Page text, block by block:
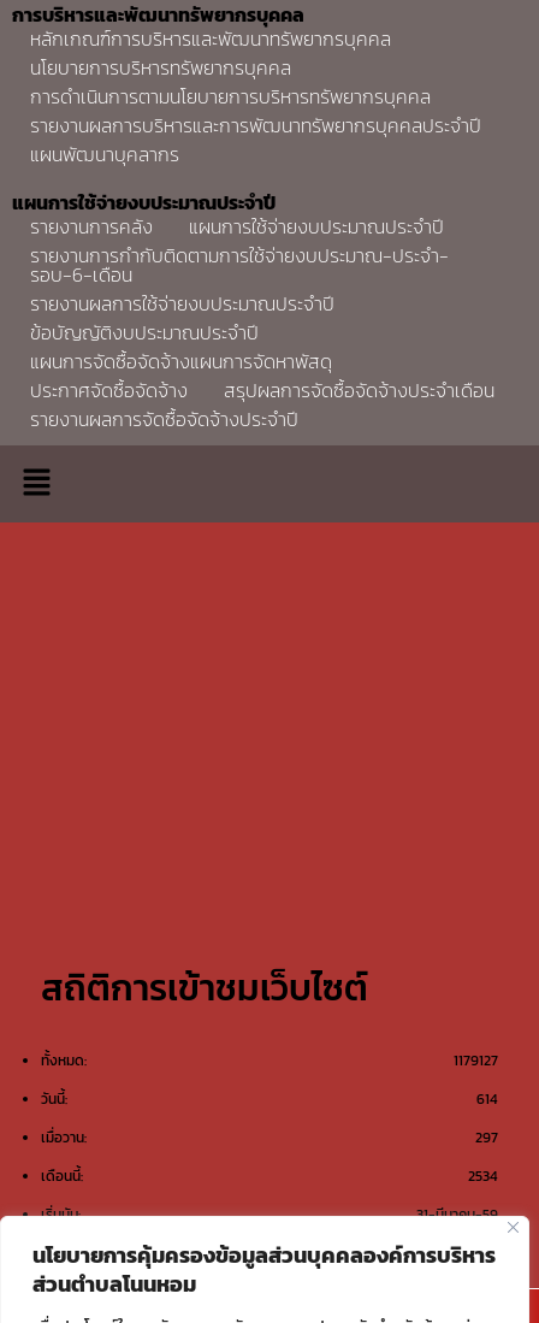
นโยบายการคุ้มครองข้อมูลส่วนบุคคลองค์การบริหาร
ส่วนตำบลโนนหอม
การบริหารและพัฒนาทรัพยากรบุคคล
หลักเกณฑ์การบริหารและพัฒนาทรัพยากรบุคคล
นโยบายการบริหารทรัพยากรบุคคล
การดำเนินการตามนโยบายการบริหารทรัพยากรบุคคล
รายงานผลการบริหารและการพัฒนาทรัพยากรบุคคลประจำปี
แผนพัฒนาบุคลากร
แผนการใช้จ่ายงบประมาณประจำปี
รายงานการคลัง
แผนการใช้จ่ายงบประมาณประจำปี
รายงานการกำกับติดตามการใช้จ่ายงบประมาณ-ประจำ-
รอบ-6-เดือน
รายงานผลการใช้จ่ายงบประมาณประจำปี
ข้อบัญญัติงบประมาณประจำปี
แผนการจัดซื้อจัดจ้างแผนการจัดหาพัสดุ
ประกาศจัดซื้อจัดจ้าง
สรุปผลการจัดซื้อจัดจ้างประจำเดือน
รายงานผลการจัดซื้อจัดจ้างประจำปี
สถิติการเข้าชมเว็บไซต์
1179127
ทั้งหมด:
614
วันนี้:
297
เมื่อวาน:
2534
เดือนนี้:
31-มีนาคม-59
เริ่มนับ:
@องค์การบริหารส่วนตำบลโนนหอม ต.โนนหอม อ.เมือง